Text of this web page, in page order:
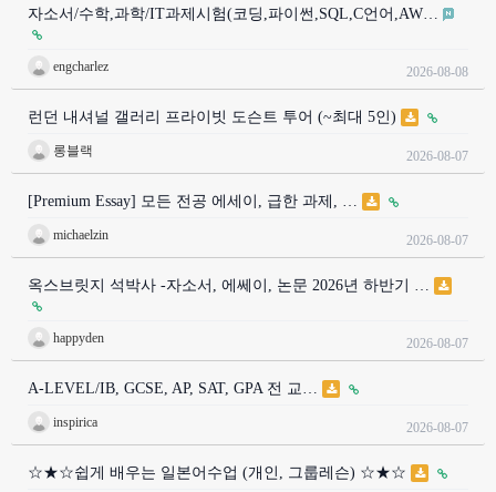
자소서/수학,과학/IT과제시험(코딩,파이썬,SQL,C언어,AW…
engcharlez 2026-08-08
런던 내셔널 갤러리 프라이빗 도슨트 투어 (~최대 5인)
롱블랙 2026-08-07
[Premium Essay] 모든 전공 에세이, 급한 과제, …
michaelzin 2026-08-07
옥스브릿지 석박사 -자소서, 에쎄이, 논문 2026년 하반기 …
happyden 2026-08-07
A-LEVEL/IB, GCSE, AP, SAT, GPA 전 교…
inspirica 2026-08-07
☆★☆쉽게 배우는 일본어수업 (개인, 그룹레슨) ☆★☆